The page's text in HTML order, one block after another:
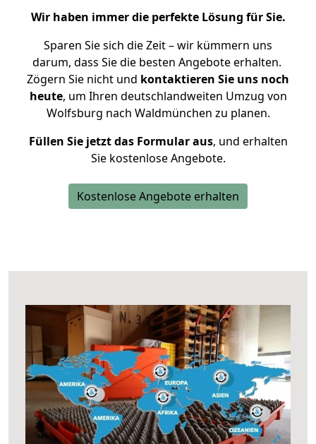
Wir haben immer die perfekte Lösung für Sie.
Sparen Sie sich die Zeit – wir kümmern uns
darum, dass Sie die besten Angebote erhalten.
Zögern Sie nicht und kontaktieren Sie uns noch
heute, um Ihren deutschlandweiten Umzug von
Wolfsburg nach Waldmünchen zu planen.
Füllen Sie jetzt das Formular aus, und erhalten
Sie kostenlose Angebote.
Kostenlose Angebote erhalten